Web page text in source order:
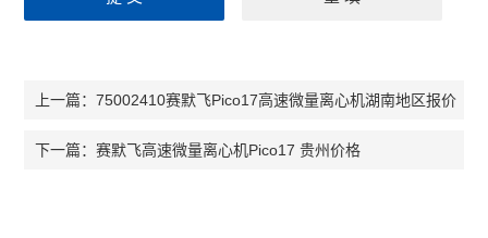
灭菌锅
水分仪
上一篇：75002410赛默飞Pico17高速微量离心机湖南地区报价
下一篇：赛默飞高速微量离心机Pico17 贵州价格